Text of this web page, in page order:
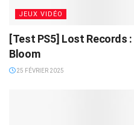
JEUX VIDÉO
[Test PS5] Lost Records
Bloom
25 FÉVRIER 2025